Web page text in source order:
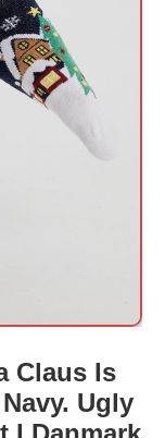
Claus Is
Ugly